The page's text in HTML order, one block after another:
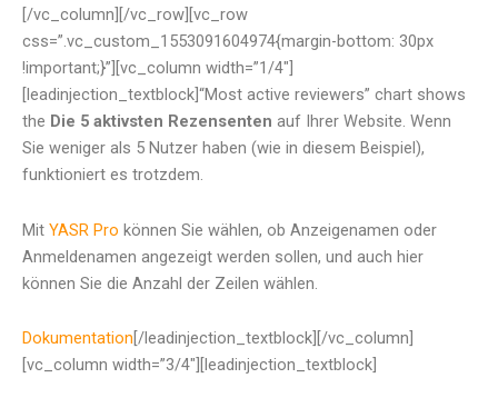
[/vc_column][/vc_row][vc_row
css=”.vc_custom_1553091604974{margin-bottom: 30px
!important;}”][vc_column width=”1/4″]
[leadinjection_textblock]“Most active reviewers” chart shows
the Die 5 aktivsten Rezensenten auf Ihrer Website. Wenn
Sie weniger als 5 Nutzer haben (wie in diesem Beispiel),
funktioniert es trotzdem.
Mit YASR Pro können Sie wählen, ob Anzeigenamen oder
Anmeldenamen angezeigt werden sollen, und auch hier
können Sie die Anzahl der Zeilen wählen.
Dokumentation [/leadinjection_textblock][/vc_column]
[vc_column width=”3/4″][leadinjection_textblock]